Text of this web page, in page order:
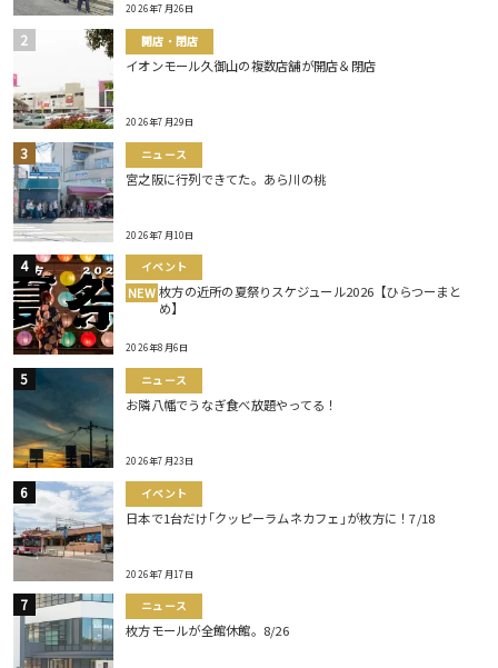
2026年7月26日
開店・閉店
イオンモール久御山の複数店舗が開店＆閉店
2026年7月29日
ニュース
宮之阪に行列できてた。あら川の桃
2026年7月10日
イベント
NEW 枚方の近所の夏祭りスケジュール2026【ひらつーまと
め】
2026年8月6日
ニュース
お隣八幡でうなぎ食べ放題やってる！
2026年7月23日
イベント
日本で1台だけ｢クッピーラムネカフェ｣が枚方に！7/18
2026年7月17日
ニュース
枚方モールが全館休館。8/26